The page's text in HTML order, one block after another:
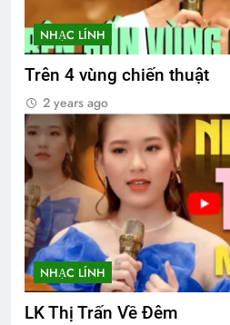
NHẠC LÍNH
Trên 4 vùng chiến thuật
2 years ago
NHẠC LÍNH
LK Thị Trấn Về Đêm